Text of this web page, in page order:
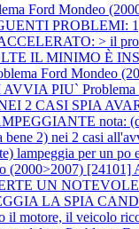
Ford Mondeo
PROBLEMI:
> il
IL MINIMO È
Ford Mondeo
AVVIA PIU`
2 CASI SPIA
nota:
bene 2) nei 2 casi
lampeggia per un po
(2000>2007) [24101]
UN
LA SPIA
il motore, il veicolo